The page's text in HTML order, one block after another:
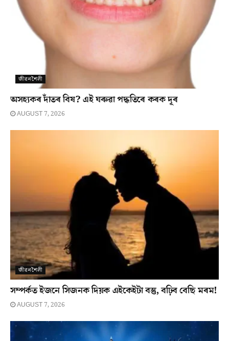
জীৱনশৈলী
অসহ্যকৰ দাঁতৰ বিষ? এই ঘৰুৱা পদ্ধতিৰে কৰক দূৰ
AUGUST 7, 2026
জীৱনশৈলী
সম্পৰ্কত ইজনে সিজনক দিয়ক এইকেইটা বস্তু, বঢ়িব বেছি মৰম!
AUGUST 7, 2026